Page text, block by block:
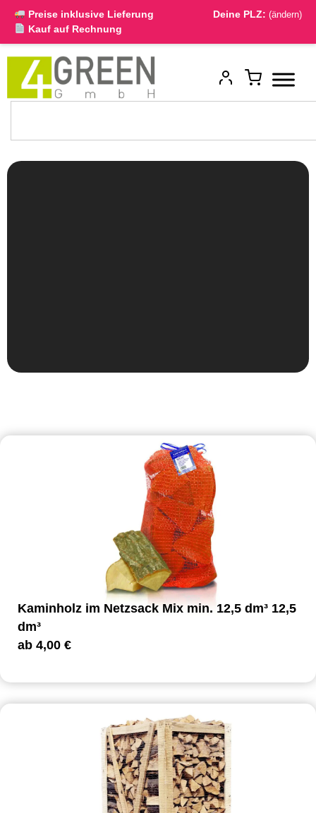
Preise inklusive Lieferung Deine PLZ: (ändern)
Kauf auf Rechnung
Kaminholz im Netzsack Mix min. 12,5 dm³ 12,5
dm³
ab 4,00 €